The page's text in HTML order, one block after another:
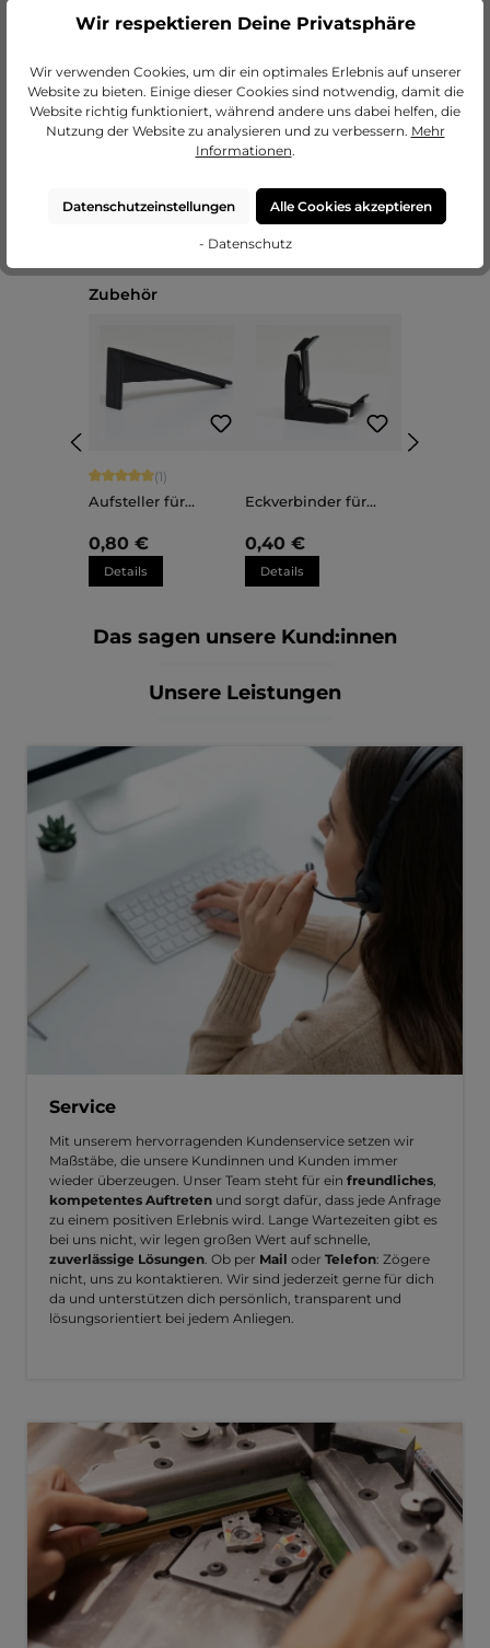
Produktgalerie überspringen
Zubehör
Durchschnittliche Bewertung von 5 von 5 Sternen
(1)
Aufsteller für
Sara
0,80 €
Details
Eckverbinder für
Sara
0,40 €
Details
Das sagen unsere Kund:innen
Unsere Leistungen
Service
Mit unserem hervorragenden Kundenservice setzen wir
Maßstäbe, die unsere Kundinnen und Kunden immer
wieder überzeugen. Unser Team steht für ein freundliches
kompetentes Auftreten und sorgt dafür, dass jede Anfrage
zu einem positiven Erlebnis wird. Lange Wartezeiten gibt es
bei uns nicht, wir legen großen Wert auf schnelle,
zuverlässige Lösungen . Ob per Mail oder Telefon: Zögere
nicht, uns zu kontaktieren. Wir sind jederzeit gerne für dich
da und unterstützen dich persönlich, transparent und
lösungsorientiert bei jedem Anliegen.
Wir respektieren Deine Privatsphäre
Wir verwenden Cookies, um dir ein optimales Erlebnis auf unserer
Website zu bieten. Einige dieser Cookies sind notwendig, damit die
Website richtig funktioniert, während andere uns dabei helfen, die
Nutzung der Website zu analysieren und zu verbessern. Mehr
Informationen.
Datenschutzeinstellungen Alle Cookies akzeptieren
- Datenschutz